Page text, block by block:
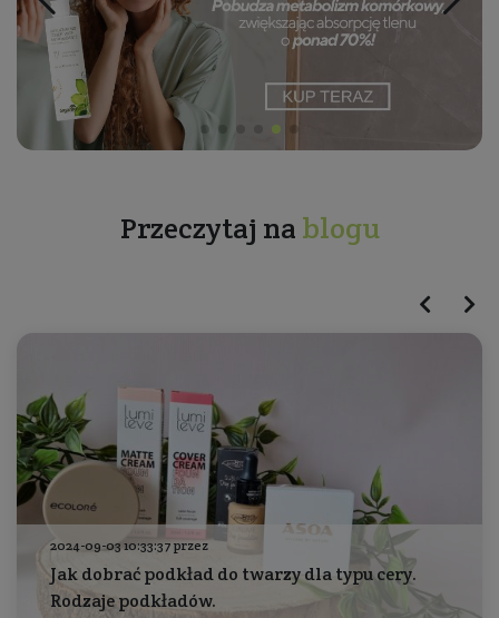
Przeczytaj na blogu
2024-09-03 10:33:37 przez
Jak dobrać podkład do twarzy dla typu cery.
Rodzaje podkładów.